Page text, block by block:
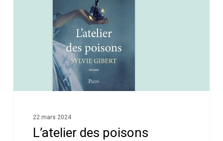
22 mars 2024
L’atelier des poisons